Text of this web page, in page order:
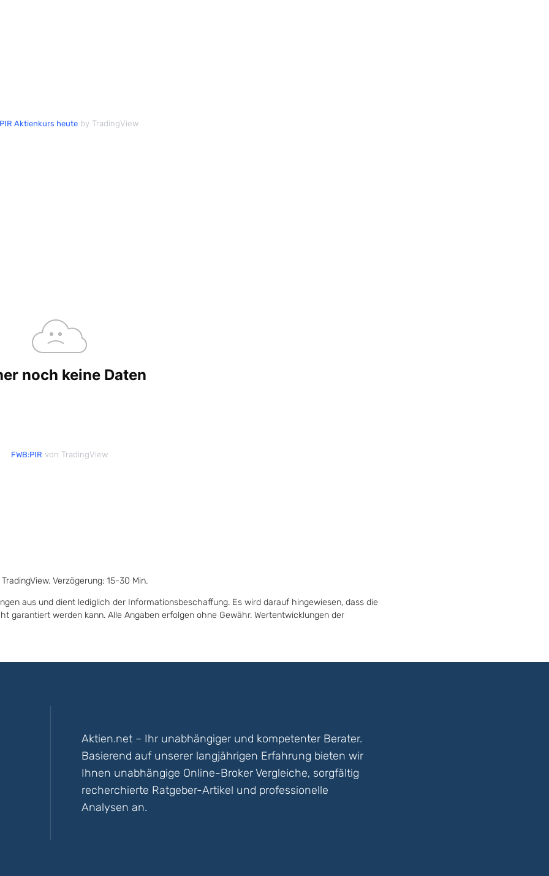
Aktienkurs heuteby TradingView
FWB:PIR von TradingView
Verzögerung: 15-30 Min.
aus und dient lediglich der Informationsbeschaffung. Es wird darauf hingewiesen, dass die
garantiert werden kann. Alle Angaben erfolgen ohne Gewähr. Wertentwicklungen der
Aktien.net – Ihr unabhängiger und kompetenter Berater.
Basierend auf unserer langjährigen Erfahrung bieten wir
Ihnen unabhängige Online-Broker Vergleiche, sorgfältig
recherchierte Ratgeber-Artikel und professionelle
Analysen an.